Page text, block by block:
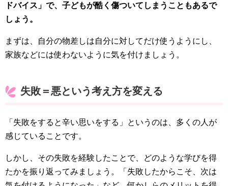
ドバイス」で、子どもが酷く傷ついてしまうこともあるで
しょう。
まずは、自分の物差しは自分に対してだけ使うようにし、
家族などには使わないように気を付けましょう。
失敗＝悪という考え方を変える
「失敗をすると辛い思いをする」というのは、多くの人が
感じていることです。
しかし、その失敗を経験したことで、どのような学びを得
たかを振り返ってみましょう。「失敗したからこそ、次は